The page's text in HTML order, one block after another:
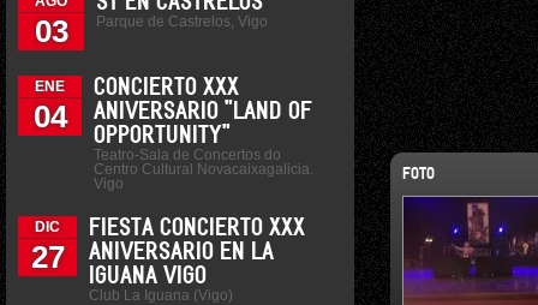
03 Parque de Castrelos, Vigo
ENE
04
CONCIERTO XXX
ANIVERSARIO "LAND OF
OPPORTUNITY"
Teatro-Sala de Concertos do
Centro Cultural Novacaixagalicia.
Vigo
DIC
27
FIESTA CONCIERTO XXX
ANIVERSARIO EN LA
IGUANA VIGO
Club La Iguana (Vigo)
FOTO